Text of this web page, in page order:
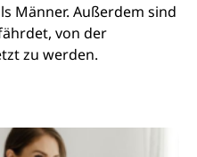
Männer. Außerdem sind
von der
zu werden.